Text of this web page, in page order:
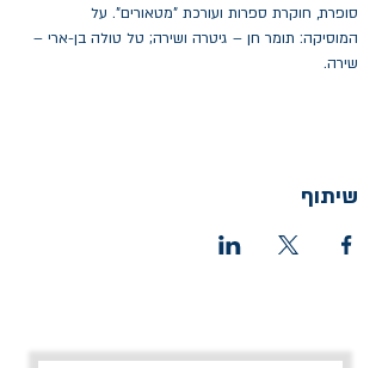
סופרת, חוקרת ספרות ועורכת "מטאורים". על
המוסיקה: תומר חן – גיטרה ושירה; טל טולה בן-ארי –
שירה.
שיתוף